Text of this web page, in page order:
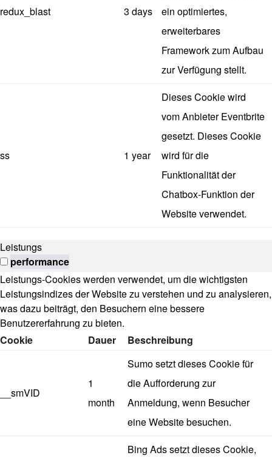
redux_blast 3 days
ein optimiertes,
erweiterbares
Framework zum Aufbau
zur Verfügung stellt.
ss 1 year
Dieses Cookie wird
vom Anbieter Eventbrite
gesetzt. Dieses Cookie
wird für die
Funktionalität der
Chatbox-Funktion der
Website verwendet.
Leistungs
performance
Leistungs-Cookies werden verwendet, um die wichtigsten
Leistungsindizes der Website zu verstehen und zu analysieren,
was dazu beiträgt, den Besuchern eine bessere
Benutzererfahrung zu bieten.
Cookie
Dauer Beschreibung
__smVID
1
month
Sumo setzt dieses Cookie für
die Aufforderung zur
Anmeldung, wenn Besucher
eine Website besuchen.
Bing Ads setzt dieses Cookie,